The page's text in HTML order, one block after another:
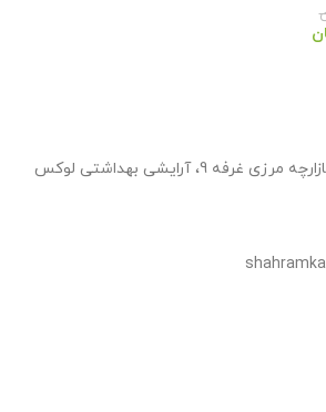
کرمانشاه، پاوه، نوسود بازارچه مرزی غرفه 9، آرایشی بهداشتی لوکس